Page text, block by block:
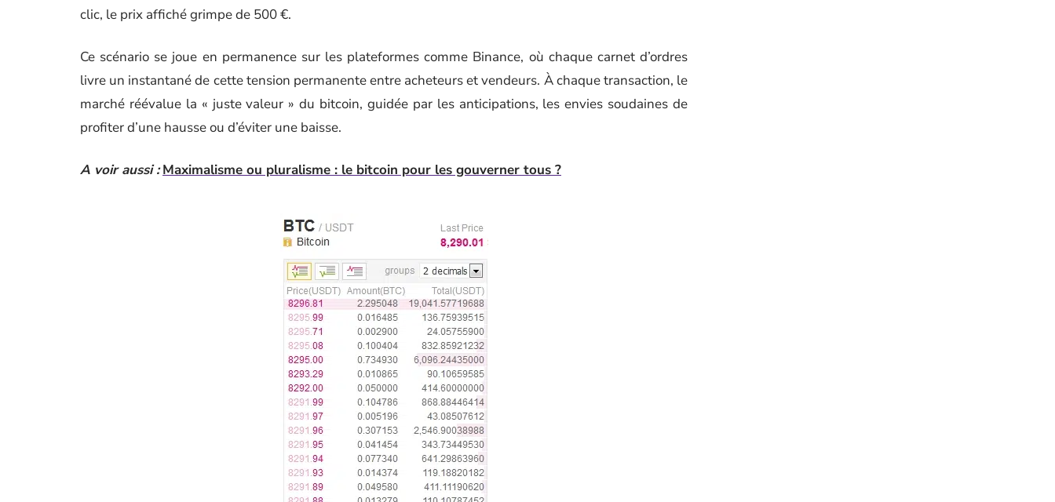
clic, le prix affiché grimpe de 500 €.
Ce scénario se joue en permanence sur les plateformes comme Binance, où chaque carnet d’ordres
livre un instantané de cette tension permanente entre acheteurs et vendeurs. À chaque transaction, le
marché réévalue la « juste valeur » du bitcoin, guidée par les anticipations, les envies soudaines de
profiter d’une hausse ou d’éviter une baisse.
A voir aussi : Maximalisme ou pluralisme : le bitcoin pour les gouverner tous ?